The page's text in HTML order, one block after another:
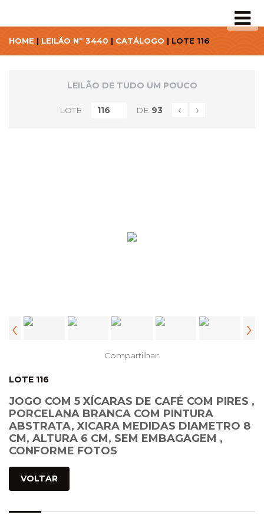
HOME | LEILÃO Nº 3440 | CATÁLOGO | LOTE 116
LEILÃO DE TUDO UM POUCO
LOTE DE 93 ‹ ›
‹ ›
Compartilhar:
LOTE 116
JOGO COM 5 XÍCARAS DE CAFÉ COM PIRES ,
PORCELANA BRANCA COM PINTURA
ABSTRATA, XICARA MEDIDAS DIAMETRO 8
CM, ALTURA 6 CM, SEM EMBAGAGEM ,
CONFORME FOTOS
VOLTAR